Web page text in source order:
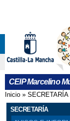
CEIP Marcelino
Se
Inicio » SECRETARÍA
SECRETARÍA